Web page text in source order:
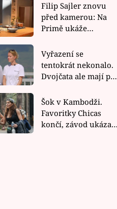
Filip Sajler znovu
před kamerou: Na
Primě ukáže
rychlé recepty
Vyřazení se
tentokrát nekonalo.
Dvojčata ale mají po
závodu nůž na krku
Šok v Kambodži.
Favoritky Chicas
končí, závod ukázal